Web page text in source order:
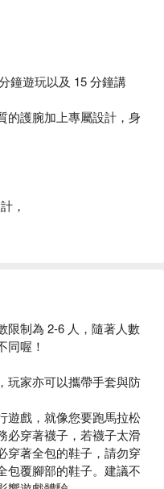
鐘遊玩以及 15 分鐘講
的護腕加上專屬設計，身
，
限制為 2-6 人，隨著人數
同喔！
玩家亦可以攜帶手套與防
遊戲，就像您要跑馬拉松
必穿著襪子，若襪子太滑
穿著全包的鞋子，請勿穿
包覆腳部的鞋子。建議不